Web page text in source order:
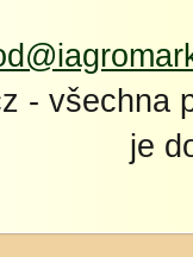
- všechna
je